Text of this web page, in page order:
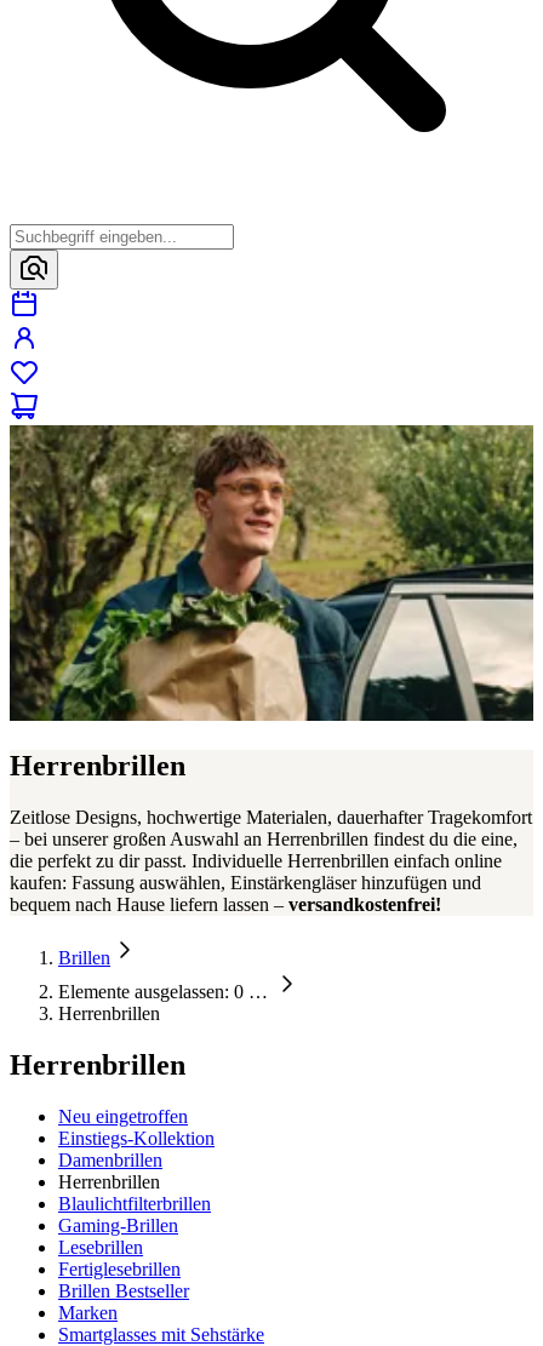
Herrenbrillen
Zeitlose Designs, hochwertige Materialen, dauerhafter Tragekomfort
– bei unserer großen Auswahl an Herrenbrillen findest du die eine,
die perfekt zu dir passt. Individuelle Herrenbrillen einfach online
kaufen: Fassung auswählen, Einstärkengläser hinzufügen und
bequem nach Hause liefern lassen – versandkostenfrei!
Brillen
Elemente ausgelassen: 0 …
Herrenbrillen
Herrenbrillen
Neu eingetroffen
Einstiegs-Kollektion
Damenbrillen
Herrenbrillen
Blaulichtfilterbrillen
Gaming-Brillen
Lesebrillen
Fertiglesebrillen
Brillen Bestseller
Marken
Smartglasses mit Sehstärke